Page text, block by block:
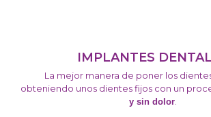
IMPLANTES
La mejor manera de poner los
obteniendo unos dientes fijos con un
y sin dolor